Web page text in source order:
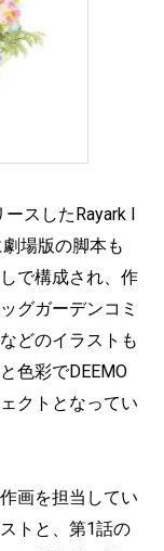
スしたRayark I
場版の脚本も
で構成され、作
グガーデンコミ
どのイラストも
色彩でDEEMO
クトとなってい
画を担当してい
トと、第1話の